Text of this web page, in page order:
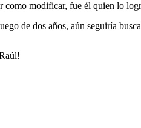
como modificar, fue él quien lo
de dos años, aún seguiría